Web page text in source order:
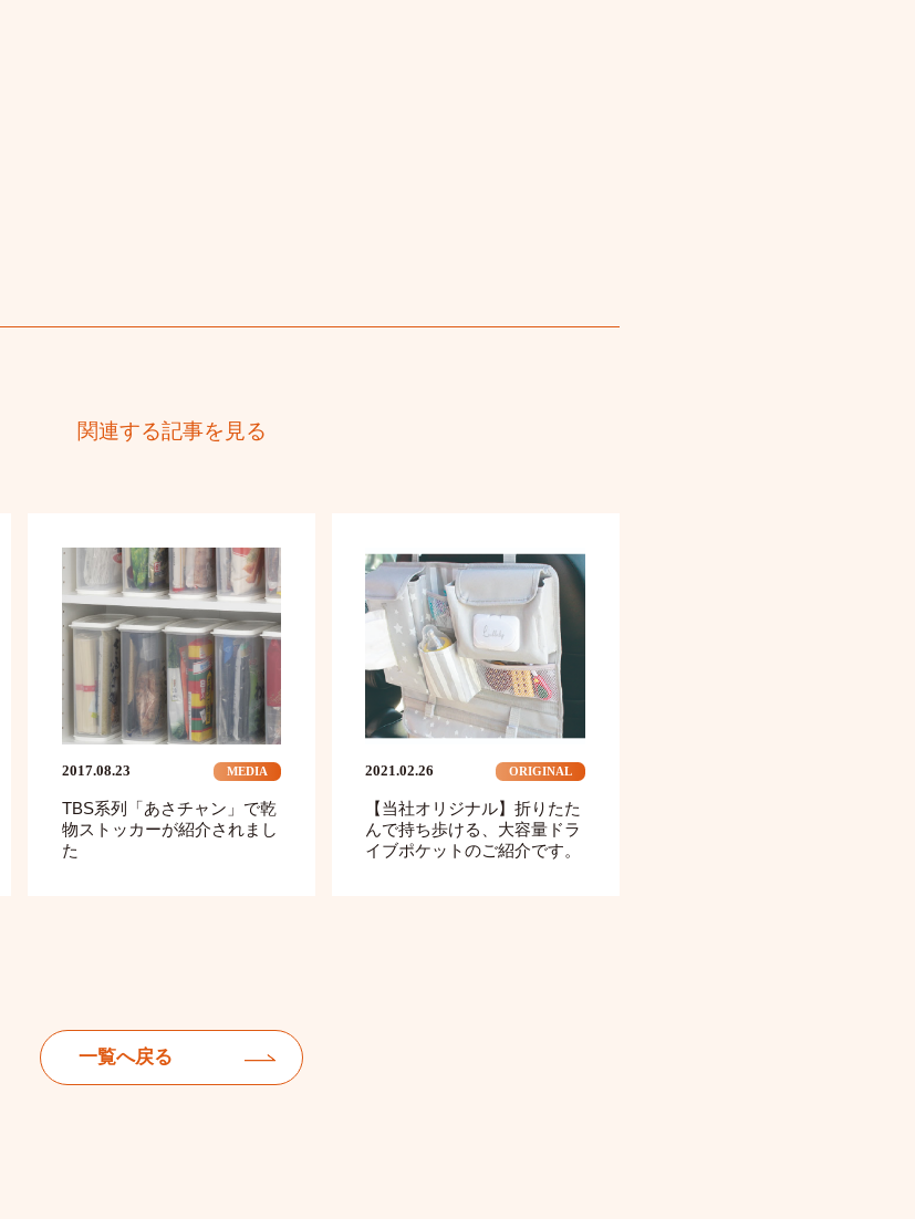
関連する記事を見る
2017.08.23 MEDIA
TBS系列「あさチャン」で乾
物ストッカーが紹介されまし
た
2021.02.26 ORIGINAL
【当社オリジナル】折りたた
んで持ち歩ける、大容量ドラ
イブポケットのご紹介です。
一覧へ戻る